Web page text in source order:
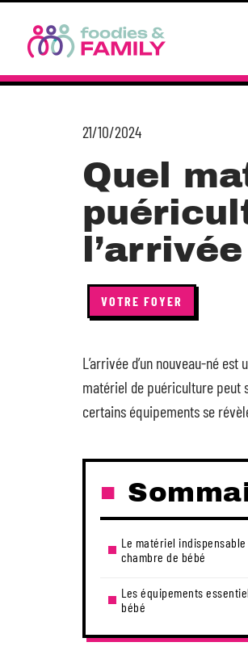
21/10/2024
Quel
VOTRE FOYER
L’arrivée d’un nouveau-né
matériel de puériculture peut
certains équipements se
Le matériel
chambre de bébé
Les équipements
bébé